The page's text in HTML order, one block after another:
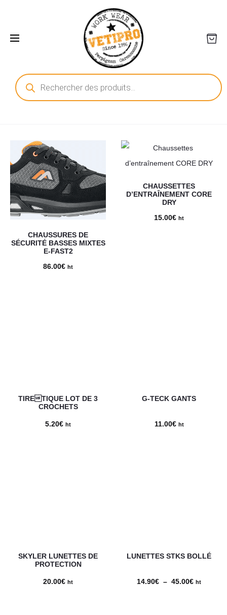
Recherche
de
produits
CHAUSSURES DE
SÉCURITÉ BASSES MIXTES
E-FAST2
86.00€ ht
CHAUSSETTES
D’ENTRAÎNEMENT CORE
DRY
15.00€ ht
TIRETIQUE LOT DE 3
CROCHETS
5.20€ ht
G-TECK GANTS
11.00€ ht
SKYLER LUNETTES DE
PROTECTION
20.00€ ht
LUNETTES STKS BOLLÉ
14.90€ – 45.00€ Plage
ht